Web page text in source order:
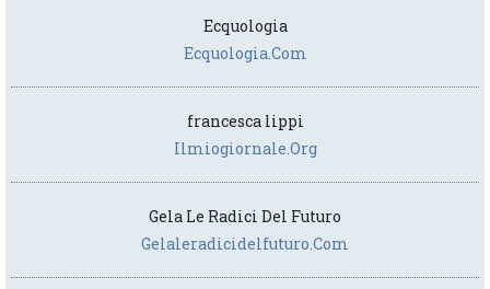
Ecquologia
Ecquologia.com
francesca lippi
Ilmiogiornale.org
Gela Le Radici Del Futuro
Gelaleradicidelfuturo.com